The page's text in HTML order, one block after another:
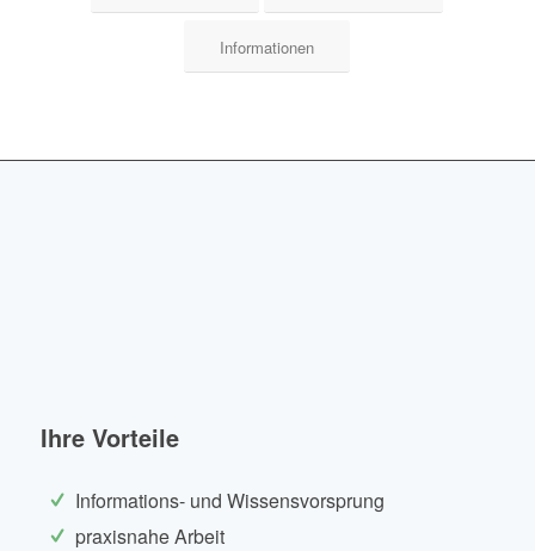
Informationen
Ihre Vorteile
Informations- und Wissensvorsprung
praxisnahe Arbeit